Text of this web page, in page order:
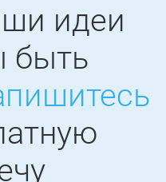
идеи
быть